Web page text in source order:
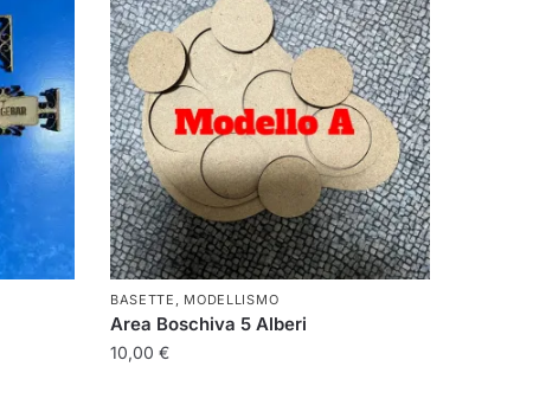
BASETTE , MODELLISMO
Area Boschiva 5 Alberi
10,00 €